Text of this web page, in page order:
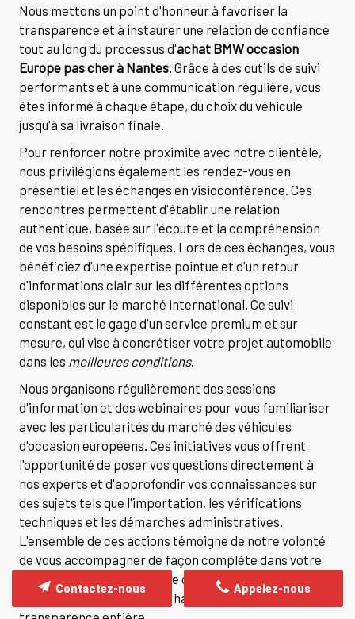
Nous mettons un point d'honneur à favoriser la
transparence et à instaurer une relation de confiance
tout au long du processus d'achat BMW occasion
Europe pas cher à Nantes. Grâce à des outils de suivi
performants et à une communication régulière, vous
êtes informé à chaque étape, du choix du véhicule
jusqu'à sa livraison finale.
Pour renforcer notre proximité avec notre clientèle,
nous privilégions également les rendez-vous en
présentiel et les échanges en visioconférence. Ces
rencontres permettent d'établir une relation
authentique, basée sur l'écoute et la compréhension
de vos besoins spécifiques. Lors de ces échanges, vous
bénéficiez d'une expertise pointue et d'un retour
d'informations clair sur les différentes options
disponibles sur le marché international. Ce suivi
constant est le gage d'un service premium et sur
mesure, qui vise à concrétiser votre projet automobile
dans les meilleures conditions.
Nous organisons régulièrement des sessions
d'information et des webinaires pour vous familiariser
avec les particularités du marché des véhicules
d'occasion européens. Ces initiatives vous offrent
l'opportunité de poser vos questions directement à
nos experts et d'approfondir vos connaissances sur
des sujets tels que l'importation, les vérifications
techniques et les démarches administratives.
L'ensemble de ces actions témoigne de notre volonté
de vous accompagner de façon complète dans votre
acquisition, en assurant que chaque étape soit
marquée par un service de haute qualité et une
Appelez-nous
Contactez-nous